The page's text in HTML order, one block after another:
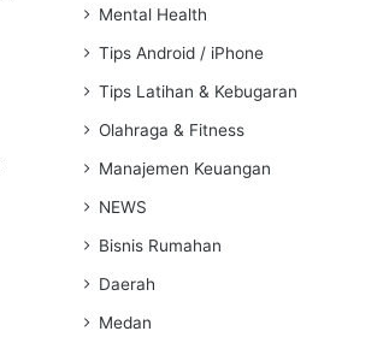
Mental Health
Tips Android / iPhone
Tips Latihan & Kebugaran
Olahraga & Fitness
Manajemen Keuangan
NEWS
Bisnis Rumahan
Daerah
Medan